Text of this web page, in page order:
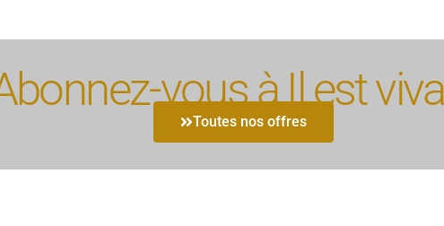
vous à Il est
Toutes nos offres